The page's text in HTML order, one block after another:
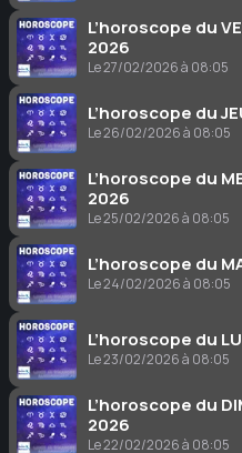
L’horoscope du
2026
Le 27/02/2026 à 08:05
L’horoscope du
Le 26/02/2026 à 08:05
L’horoscope du
2026
Le 25/02/2026 à 08:05
L’horoscope du
Le 24/02/2026 à 08:05
L’horoscope du
Le 23/02/2026 à 08:05
L’horoscope du
2026
Le 22/02/2026 à 08:05